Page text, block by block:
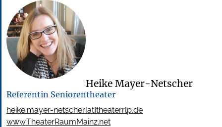
Heike Mayer-Netscher
Referentin Seniorentheater
heike.mayer-netscher[at]theaterrlp.de
www.TheaterRaumMainz.net